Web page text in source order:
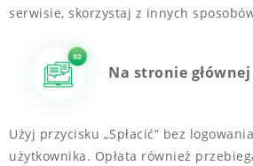
serwisie, skorzystaj z innych
Na stronie głównej
Użyj przycisku „Spłacić” bez
użytkownika. Opłata również